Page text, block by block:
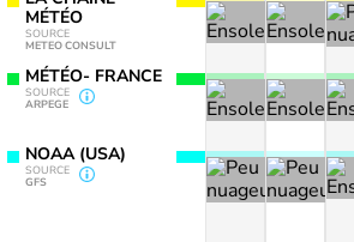
MÉTÉO
SOURCE
METEO CONSULT
MÉTÉO- FRANCE
SOURCE
ARPEGE
NOAA (USA)
SOURCE
GFS